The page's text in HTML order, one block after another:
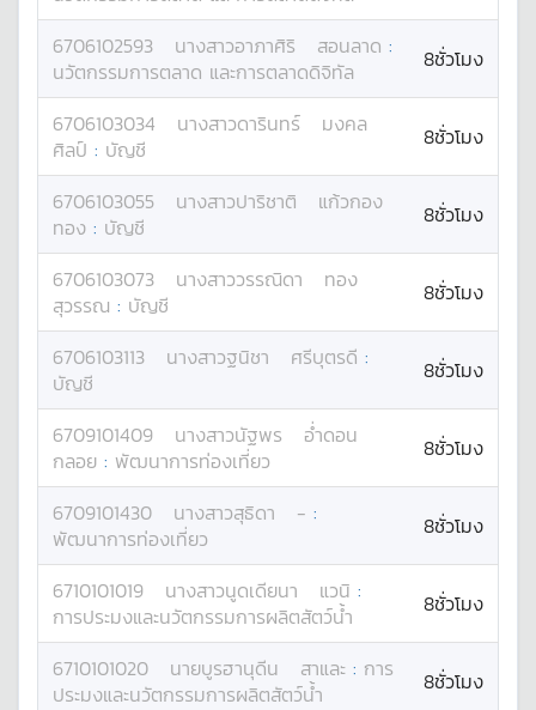
6706102593
นางสาวอาภาศิริ สอนลาด :
นวัตกรรมการตลาด และการตลาดดิจิทัล
8ชั่วโมง
6706103034 นางสาวดารินทร์
มงคล
ศิลป์ : บัญชี 8ชั่วโมง
6706103055 นางสาวปาริชาติ
แก้วกอง
ทอง : บัญชี 8ชั่วโมง
6706103073 นางสาววรรณิดา
ทอง
สุวรรณ : บัญชี 8ชั่วโมง
6706103113 นางสาวฐนิชา ศรีบุตรดี :
บัญชี
8ชั่วโมง
6709101409 นางสาวนัฐพร
อ่ำดอน
กลอย : พัฒนาการท่องเที่ยว 8ชั่วโมง
6709101430 นางสาวสุธิดา - :
พัฒนาการท่องเที่ยว
8ชั่วโมง
6710101019 นางสาวนูดเดียนา แวนิ :
การประมงและนวัตกรรมการผลิตสัตว์น้ำ
8ชั่วโมง
6710101020 นายบูรฮานุดีน สาและ : การ
ประมงและนวัตกรรมการผลิตสัตว์น้ำ
8ชั่วโมง